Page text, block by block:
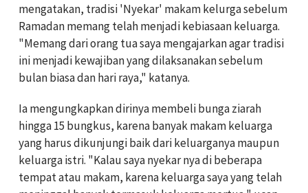
mengatakan, tradisi 'Nyekar' makam kelurga sebelum
Ramadan memang telah menjadi kebiasaan keluarga.
"Memang dari orang tua saya mengajarkan agar tradisi
ini menjadi kewajiban yang dilaksanakan sebelum
bulan biasa dan hari raya," katanya.
Ia mengungkapkan dirinya membeli bunga ziarah
hingga 15 bungkus, karena banyak makam keluarga
yang harus dikunjungi baik dari keluarganya maupun
keluarga istri. "Kalau saya nyekar nya di beberapa
tempat atau makam, karena keluarga saya yang telah